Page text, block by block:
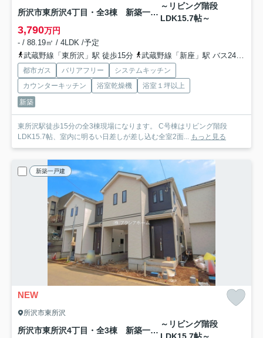
所沢市東所沢4丁目・全3棟 新築一戸建 C号棟
～リビング階段
LDK15.7帖～
3,790万円
- / 88.19㎡ / 4LDK /予定
武蔵野線「東所沢」駅 徒歩15分
武蔵野線「新座」駅 バス24分 西武バス「本郷」 停歩7分
都市ガス バリアフリー
システムキッチン
カウンターキッチン
浴室乾燥機
浴室１坪以上
新築
東所沢駅徒歩15分の全3棟現場になります。 C号棟はリビング階段
LDK15.7帖、室内に明るい日差しが差し込む全室2面... もっと見る
新築一戸建
NEW
所沢市東所沢
所沢市東所沢4丁目・全3棟 新築一戸建 B号棟
～リビング階段